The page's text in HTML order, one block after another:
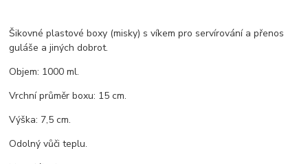
Šikovné plastové boxy (misky) s víkem pro servírování a přenos
guláše a jiných dobrot.
Objem: 1000 ml.
Vrchní průměr boxu: 15 cm.
Výška: 7,5 cm.
Odolný vůči teplu.